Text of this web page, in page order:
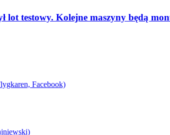
testowy. Kolejne maszyny będą